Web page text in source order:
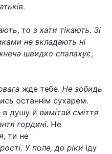
.
, то з хати тікають. Зі
не вкладають ні
швидко спалахує,
жде тебе. Не зобидь
останнім сухарем.
в душу й вимітай сміття
гордині. Не
, ти не
У поле, до ріки іду